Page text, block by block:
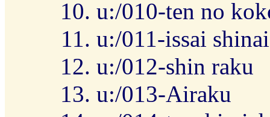
u:/010-ten no
u:/011-issai
u:/012-shin raku
u:/013-Airaku